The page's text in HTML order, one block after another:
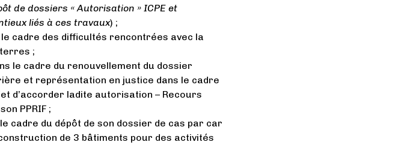
de dossiers « Autorisation » ICPE et
liés à ces travaux) ;
le cadre des difficultés rencontrées avec la
;
le cadre du renouvellement du dossier
et représentation en justice dans le cadre
d’accorder ladite autorisation – Recours
PPRIF ;
cadre du dépôt de son dossier de cas par car
de 3 bâtiments pour des activités